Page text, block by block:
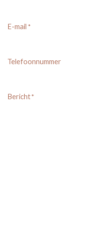
E-mail *
Telefoonnummer
Bericht*